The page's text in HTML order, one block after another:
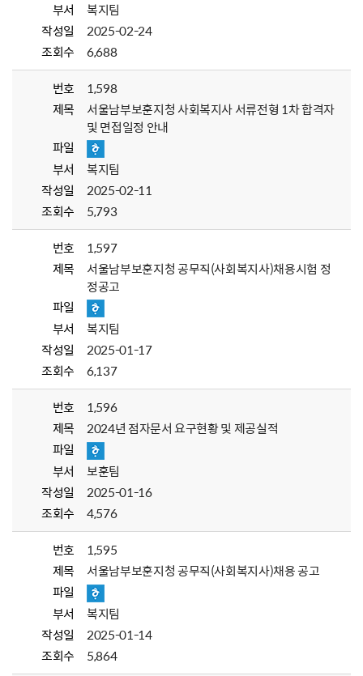
부서
복지팀
작성일
2025-02-24
조회수
6,688
번호
1,598
제목
서울남부보훈지청 사회복지사 서류전형 1차 합격자
및 면접일정 안내
파일
부서
복지팀
작성일
2025-02-11
조회수
5,793
번호
1,597
제목
서울남부보훈지청 공무직(사회복지사)채용시험 정
정공고
파일
부서
복지팀
작성일
2025-01-17
조회수
6,137
번호
1,596
제목
2024년 점자문서 요구현황 및 제공실적
파일
부서
보훈팀
작성일
2025-01-16
조회수
4,576
번호
1,595
제목
서울남부보훈지청 공무직(사회복지사)채용 공고
파일
부서
복지팀
작성일
2025-01-14
조회수
5,864